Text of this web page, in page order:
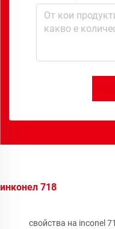
инконел 718
свойства на inconel